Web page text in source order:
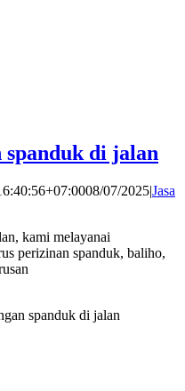
spanduk di jalan
08/07/2025|Jasa
kami melayanai
perizinan spanduk, baliho,
spanduk di jalan